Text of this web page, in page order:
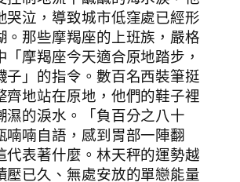
哭泣，導致城市低窪處已經形
。那些摩羯座的上班族，嚴格
摩羯座今天適合原地踏步，
子」的指令。數百名西裝筆挺
齊地站在原地，他們的鞋子裡
濕的淚水。「負百分之八十
喃喃自語，感到胃部一陣翻
代表著什麼。林天秤的運勢越
壓已久、無處安放的單戀能量